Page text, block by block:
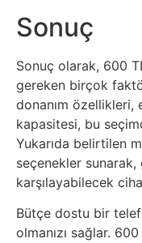
Tarih
Tarım
TikTok
Tv
Twitter
Sonuç
Sonuç olarak, 600
gereken birçok
donanım özellikleri,
kapasitesi, bu
Yukarıda belirtilen
seçenekler sunarak,
karşılayabilecek
Bütçe dostu bir
olmanızı sağlar.